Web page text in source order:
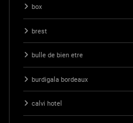
box
brest
bulle de bien etre
burdigala bordeaux
calvi hotel